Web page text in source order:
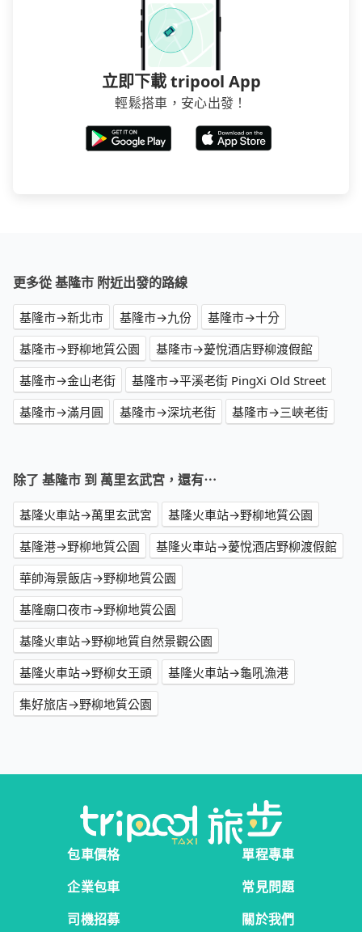
立即下載 tripool App
輕鬆搭車，安心出發！
更多從 基隆市 附近出發的路線
基隆市→新北市 基隆市→九份
基隆市→十分
基隆市→野柳地質公園
基隆市→薆悅酒店野柳渡假館
基隆市→金山老街
基隆市→平溪老街 PingXi Old Street
基隆市→滿月圓
基隆市→深坑老街 基隆市→三峽老街
除了 基隆市 到 萬里玄武宮，還有⋯
基隆火車站→萬里玄武宮
基隆火車站→野柳地質公園
基隆港→野柳地質公園
基隆火車站→薆悅酒店野柳渡假館
華帥海景飯店→野柳地質公園
基隆廟口夜市→野柳地質公園
基隆火車站→野柳地質自然景觀公園
基隆火車站→野柳女王頭
基隆火車站→龜吼漁港
集好旅店→野柳地質公園
包車價格
單程專車
企業包車
常見問題
司機招募
關於我們